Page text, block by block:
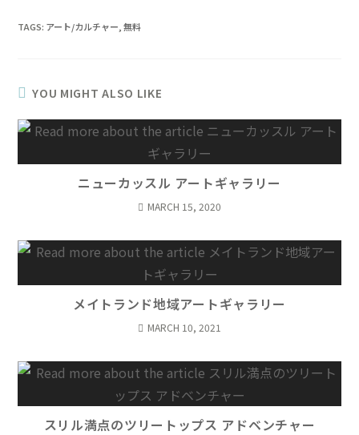
TAGS: アート/カルチャー 無料
YOU MIGHT ALSO LIKE
ニューカッスル アートギャラリー
MARCH 15, 2020
メイトランド地域アートギャラリー
MARCH 10, 2021
スリル満点のツリートップス アドベンチャー